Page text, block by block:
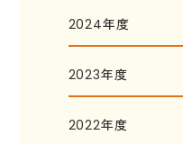
2024年度
2023年度
2022年度